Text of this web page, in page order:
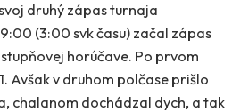
druhý zápas turnaja
(3:00 svk času) začal zápas
horúčave. Po prvom
Avšak v druhom polčase prišlo
chalanom dochádzal dych, a tak